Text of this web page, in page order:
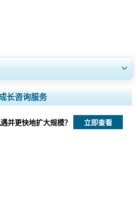
分市场分析， 公司简介， 竞争基准分析，
及最终用户洞察。
立即定制
长咨询服务
并更快地扩大规模？ 立即查看